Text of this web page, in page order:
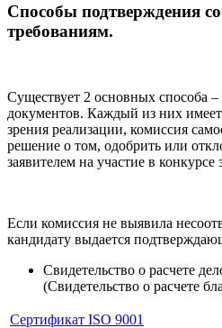
Способы подтверждения
требованиям.
Существует 2 основных способа –
документов. Каждый из них
зрения реализации, комиссия
решение о том, одобрить или
заявителем на участие в конкурсе
Если комиссия не выявила
кандидату выдается
Свидетельство о расчете
(Свидетельство о расчете
Сертификат ISO 9001